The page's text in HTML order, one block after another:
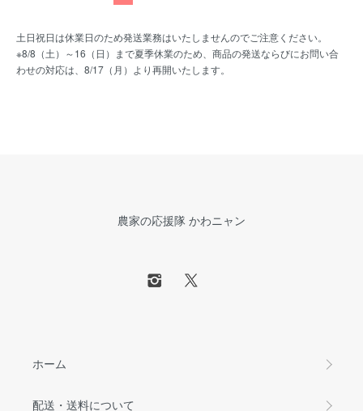
土日祝日は休業日のため発送業務はいたしませんのでご注意ください。
※8/8（土）～16（日）まで夏季休業のため、商品の発送ならびにお問い合
わせの対応は、8/17（月）より再開いたします。
農家の応援隊 かわニャン
ホーム
配送・送料について